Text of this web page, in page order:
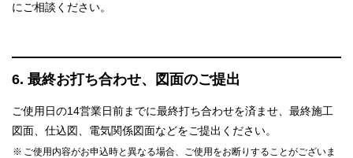
にご相談ください。
6. 最終お打ち合わせ、図面のご提出
ご使用日の14営業日前までに最終打ち合わせを済ませ、最終施工
図面、仕込図、電気関係図面などをご提出ください。
ご使用内容がお申込時と異なる場合、ご使用をお断りすることがございま